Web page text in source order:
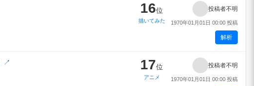
16位
描いてみた
投稿者不明
1970年01月01日 00:00 投稿
解析
↗ 17位
アニメ
投稿者不明
1970年01月01日 00:00 投稿